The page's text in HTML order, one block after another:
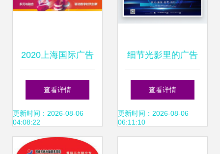
2020上海国际广告
展 创新技术引领广
告行业新业态
查看详情
更新时间：2026-08-06
04:08:22
细节光影里的广告
叙事——浅谈平面
广告制作的臻境
查看详情
更新时间：2026-08-06
06:11:10